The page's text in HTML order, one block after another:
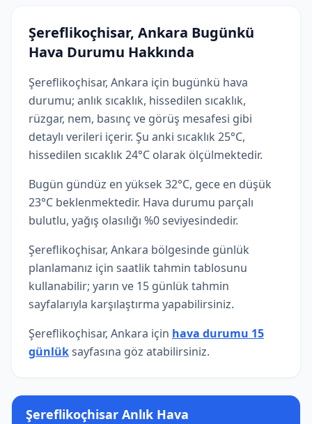
Şereflikoçhisar Anlık Hava
Şereflikoçhisar, Ankara Bugünkü
Hava Durumu Hakkında
Şereflikoçhisar, Ankara için bugünkü hava
durumu; anlık sıcaklık, hissedilen sıcaklık,
rüzgar, nem, basınç ve görüş mesafesi gibi
detaylı verileri içerir. Şu anki sıcaklık 25°C,
hissedilen sıcaklık 24°C olarak ölçülmektedir.
Bugün gündüz en yüksek 32°C, gece en düşük
23°C beklenmektedir. Hava durumu parçalı
bulutlu, yağış olasılığı %0 seviyesindedir.
Şereflikoçhisar, Ankara bölgesinde günlük
planlamanız için saatlik tahmin tablosunu
kullanabilir; yarın ve 15 günlük tahmin
sayfalarıyla karşılaştırma yapabilirsiniz.
Şereflikoçhisar, Ankara için hava durumu 15
günlüksayfasına göz atabilirsiniz.